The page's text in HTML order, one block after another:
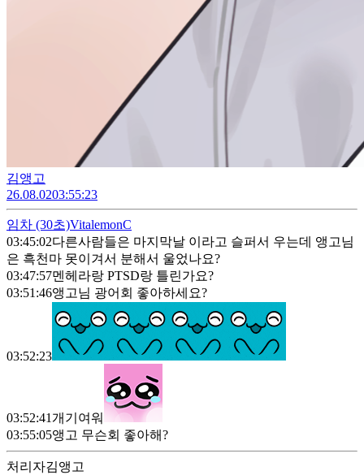
김앵고
26.08.0203:55:23
임차 (30초)VitalemonC
03:45:02다른사람들은 마지막날 이라고 슬퍼서 우는데 앵고님
은 흑천마 못이겨서 분해서 울었나요?
03:47:57멘헤라랑 PTSD랑 틀린가요?
03:51:46앵고님 광어회 좋아하세요?
03:52:23
03:52:41개기여워
03:55:05앵고 무슨회 좋아해?
처리자김앵고